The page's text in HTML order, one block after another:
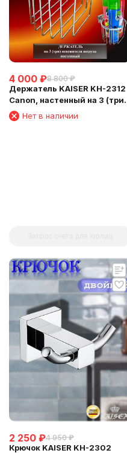
4 000 ₽8 800 ₽
Держатель KAISER KH-2312
Canon, настенный на 3 (три)
освежителя воздуха
Нет в наличии
2 250 ₽4 950 ₽
Крючок KAISER KH-2302